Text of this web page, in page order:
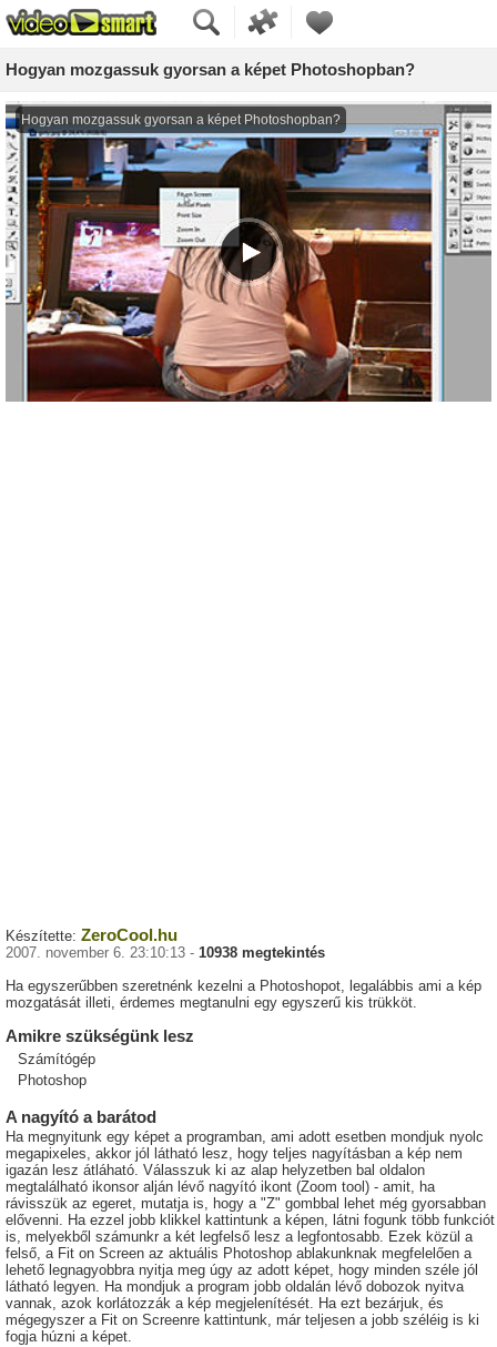
Hogyan mozgassuk gyorsan a képet Photoshopban?
Készítette: ZeroCool.hu
2007. november 6. 23:10:13 - 10938 megtekintés
Ha egyszerűbben szeretnénk kezelni a Photoshopot, legalábbis ami a kép
mozgatását illeti, érdemes megtanulni egy egyszerű kis trükköt.
Amikre szükségünk lesz
Számítógép
Photoshop
A nagyító a barátod
Ha megnyitunk egy képet a programban, ami adott esetben mondjuk nyolc
megapixeles, akkor jól látható lesz, hogy teljes nagyításban a kép nem
igazán lesz átláható. Válasszuk ki az alap helyzetben bal oldalon
megtalálható ikonsor alján lévő nagyító ikont (Zoom tool) - amit, ha
rávisszük az egeret, mutatja is, hogy a "Z" gombbal lehet még gyorsabban
elővenni. Ha ezzel jobb klikkel kattintunk a képen, látni fogunk több funkciót
is, melyekből számunkr a két legfelső lesz a legfontosabb. Ezek közül a
felső, a Fit on Screen az aktuális Photoshop ablakunknak megfelelően a
lehető legnagyobbra nyitja meg úgy az adott képet, hogy minden széle jól
látható legyen. Ha mondjuk a program jobb oldalán lévő dobozok nyitva
vannak, azok korlátozzák a kép megjelenítését. Ha ezt bezárjuk, és
mégegyszer a Fit on Screenre kattintunk, már teljesen a jobb széléig is ki
fogja húzni a képet.